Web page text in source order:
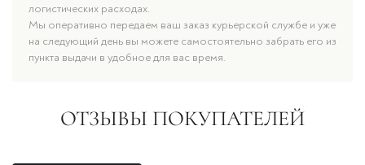
логистических расходах.
Мы оперативно передаем ваш заказ курьерской службе и уже
на следующий день вы можете самостоятельно забрать его из
пункта выдачи в удобное для вас время.
ОТЗЫВЫ ПОКУПАТЕЛЕЙ